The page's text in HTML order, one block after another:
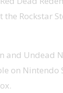
Rockstar
and Undead
on Nintendo